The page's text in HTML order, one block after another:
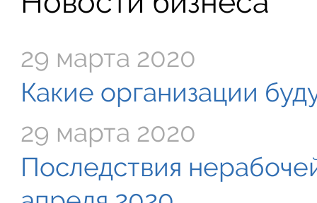
29 марта 2020
Какие организации
29 марта 2020
Последствия